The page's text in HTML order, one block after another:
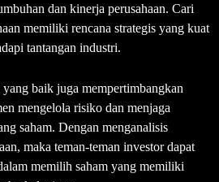
dan kinerja perusahaan. Cari
memiliki rencana strategis yang kuat
tantangan industri.
baik juga mempertimbangkan
mengelola risiko dan menjaga
saham. Dengan menganalisis
maka teman-teman investor dapat
memilih saham yang memiliki